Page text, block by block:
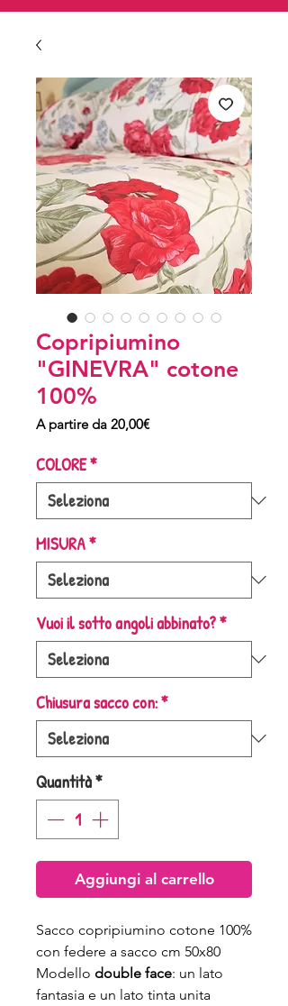
Copripiumino
"GINEVRA" cotone
100%
A partire da 20,00€Prezzo
COLORE*
MISURA*
Vuoi il sotto angoli abbinato?*
Chiusura sacco con:*
Quantità*
Aggiungi al carrello
Sacco copripiumino cotone 100%
con federe a sacco cm 50x80
Modello double face: un lato
fantasia e un lato tinta unita